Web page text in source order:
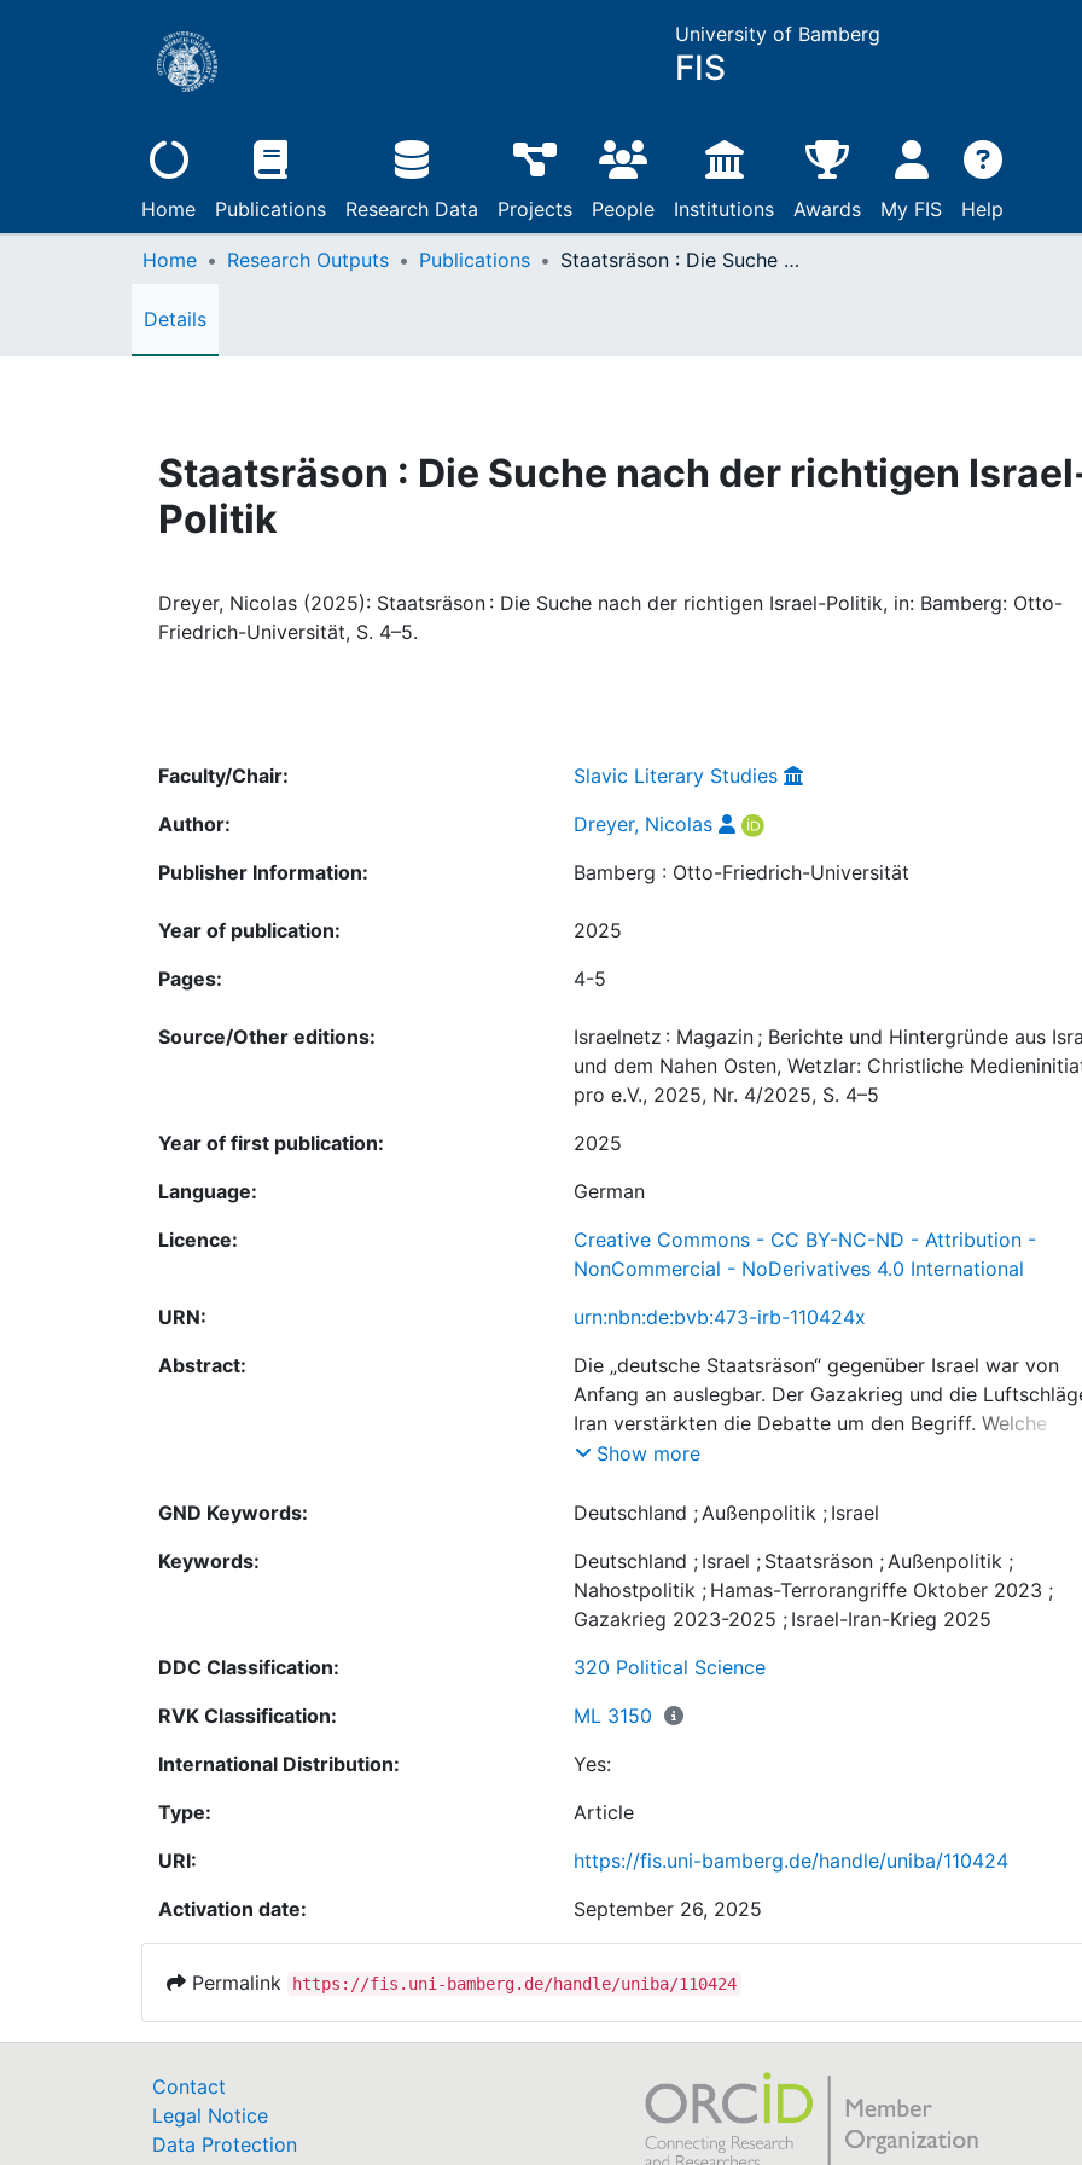
University of Bamberg
FIS
Home Publications Research Data Projects People Institutions Awards My FIS Help
Home Research Outputs Publications Staatsräson : Die Suche nach der richtigen Israel-Politik
Details
Staatsräson : Die Suche nach der richtigen
Politik
Dreyer, Nicolas (2025): Staatsräson : Die Suche nach der richtigen Israel-Politik, in: Bamberg: Otto-
Friedrich-Universität, S. 4–5.
Faculty/Chair:
Slavic Literary Studies
Author:
Dreyer, Nicolas
Publisher Information:
Bamberg : Otto-Friedrich-Universität
Year of publication:
2025
Pages:
4-5
Source/Other editions:
Israelnetz : Magazin ; Berichte und Hintergründe aus
und dem Nahen Osten, Wetzlar: Christliche
pro e.V., 2025, Nr. 4/2025, S. 4–5
Year of first publication:
2025
Language:
German
Licence:
Creative Commons - CC BY-NC-ND - Attribution -
NonCommercial - NoDerivatives 4.0 International
URN:
urn:nbn:de:bvb:473-irb-110424x
Abstract:
Die „deutsche Staatsräson“ gegenüber Israel war von
Anfang an auslegbar. Der Gazakrieg und die
Iran verstärkten die Debatte um den Begriff. Welche
Prinzipien sollten künftig die deutsche Israelpolitik
Show more
GND Keywords: Deutschland ;Außenpolitik ; Israel
Keywords:
Deutschland ; Israel ; Staatsräson ;Außenpolitik ;
Nahostpolitik ; Hamas-Terrorangriffe Oktober 2023 ;
Gazakrieg 2023-2025 ; Israel-Iran-Krieg 2025
DDC Classification:
320 Political Science
RVK Classification:
ML 3150
International Distribution:
Yes:
Type:
Article
URI:
https://fis.uni-bamberg.de/handle/uniba/110424
Activation date:
September 26, 2025
Permalink https://fis.uni-bamberg.de/handle/uniba/110424
Contact
Legal Notice
Data Protection